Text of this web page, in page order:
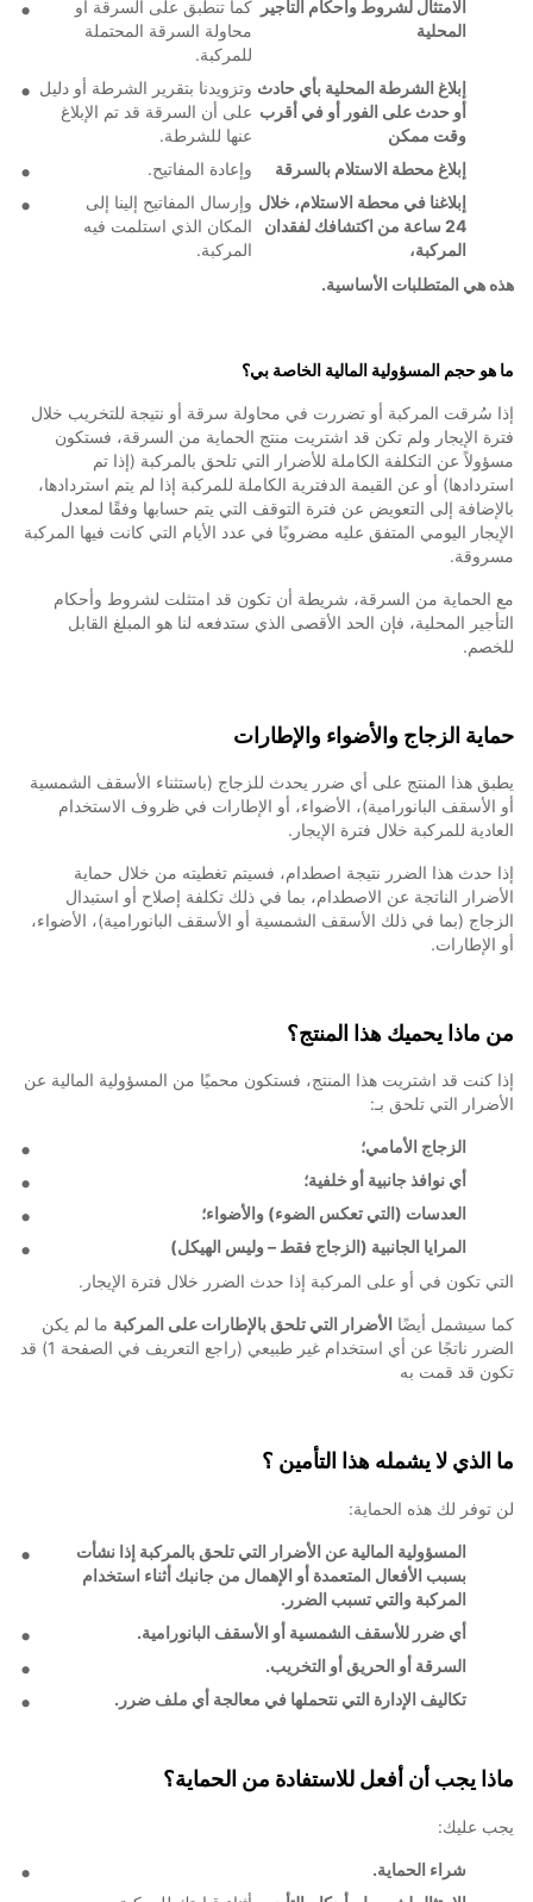
الامتثال لشروط وأحكام التأجير
المحلية
كما تنطبق على السرقة أو
محاولة السرقة المحتملة
للمركبة.
إبلاغ الشرطة المحلية بأي حادث
أو حدث على الفور أو في أقرب
وقت ممكن
وتزويدنا بتقرير الشرطة أو دليل
على أن السرقة قد تم الإبلاغ
عنها للشرطة.
إبلاغ محطة الاستلام بالسرقة
وإعادة المفاتيح.
إبلاغنا في محطة الاستلام، خلال
24 ساعة من اكتشافك لفقدان
المركبة،
وإرسال المفاتيح إلينا إلى
المكان الذي استلمت فيه
المركبة.
هذه هي المتطلبات الأساسية.
ما هو حجم المسؤولية المالية الخاصة بي؟
إذا سُرقت المركبة أو تضررت في محاولة سرقة أو نتيجة للتخريب خلال
فترة الإيجار ولم تكن قد اشتريت منتج الحماية من السرقة، فستكون
مسؤولاً عن التكلفة الكاملة للأضرار التي تلحق بالمركبة (إذا تم
استردادها) أو عن القيمة الدفترية الكاملة للمركبة إذا لم يتم استردادها،
بالإضافة إلى التعويض عن فترة التوقف التي يتم حسابها وفقًا لمعدل
الإيجار اليومي المتفق عليه مضروبًا في عدد الأيام التي كانت فيها المركبة
مسروقة.
مع الحماية من السرقة، شريطة أن تكون قد امتثلت لشروط وأحكام
التأجير المحلية، فإن الحد الأقصى الذي ستدفعه لنا هو المبلغ القابل
للخصم.
حماية الزجاج والأضواء والإطارات
يطبق هذا المنتج على أي ضرر يحدث للزجاج (باستثناء الأسقف الشمسية
أو الأسقف البانورامية)، الأضواء، أو الإطارات في ظروف الاستخدام
العادية للمركبة خلال فترة الإيجار.
إذا حدث هذا الضرر نتيجة اصطدام، فسيتم تغطيته من خلال حماية
الأضرار الناتجة عن الاصطدام، بما في ذلك تكلفة إصلاح أو استبدال
الزجاج (بما في ذلك الأسقف الشمسية أو الأسقف البانورامية)، الأضواء،
أو الإطارات.
من ماذا يحميك هذا المنتج؟
إذا كنت قد اشتريت هذا المنتج، فستكون محميًا من المسؤولية المالية عن
الأضرار التي تلحق بـ:
الزجاج الأمامي؛
أي نوافذ جانبية أو خلفية؛
العدسات (التي تعكس الضوء) والأضواء؛
المرايا الجانبية (الزجاج فقط – وليس الهيكل)
التي تكون في أو على المركبة إذا حدث الضرر خلال فترة الإيجار.
كما سيشمل أيضًا الأضرار التي تلحق بالإطارات على المركبة ما لم يكن
الضرر ناتجًا عن أي استخدام غير طبيعي (راجع التعريف في الصفحة 1) قد
تكون قد قمت به
ما الذي لا يشمله هذا التأمين ؟
لن توفر لك هذه الحماية:
المسؤولية المالية عن الأضرار التي تلحق بالمركبة إذا نشأت
بسبب الأفعال المتعمدة أو الإهمال من جانبك أثناء استخدام
المركبة والتي تسبب الضرر.
أي ضرر للأسقف الشمسية أو الأسقف البانورامية.
السرقة أو الحريق أو التخريب.
تكاليف الإدارة التي نتحملها في معالجة أي ملف ضرر.
ماذا يجب أن أفعل للاستفادة من الحماية؟
يجب عليك:
شراء الحماية.